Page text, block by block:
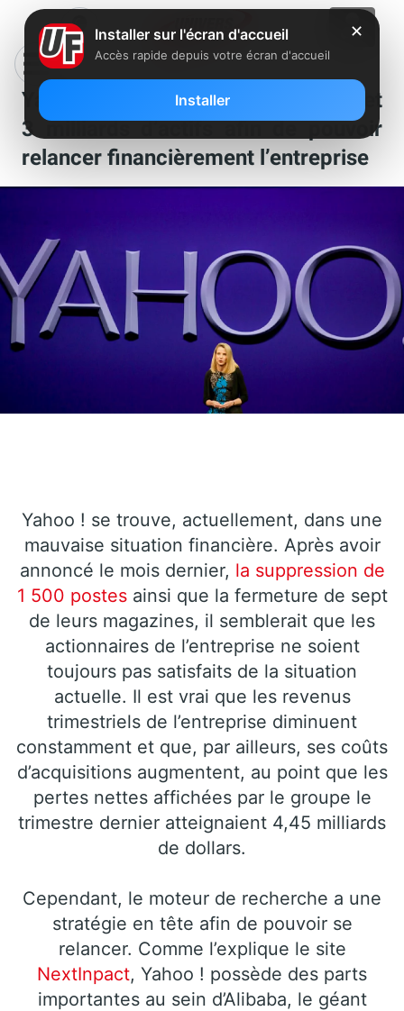
Yahoo ! cherche à vendre entre 1 et
3 milliards d’actifs afin de pouvoir
relancer financièrement l’entreprise
Yahoo ! se trouve, actuellement, dans une
mauvaise situation financière. Après avoir
annoncé le mois dernier, la suppression de
1 500 postesainsi que la fermeture de sept
de leurs magazines, il semblerait que les
actionnaires de l’entreprise ne soient
toujours pas satisfaits de la situation
actuelle. Il est vrai que les revenus
trimestriels de l’entreprise diminuent
constamment et que, par ailleurs, ses coûts
d’acquisitions augmentent, au point que les
pertes nettes affichées par le groupe le
trimestre dernier atteignaient 4,45 milliards
de dollars.
Cependant, le moteur de recherche a une
stratégie en tête afin de pouvoir se
relancer. Comme l’explique le site
NextInpact, Yahoo ! possède des parts
importantes au sein d’Alibaba, le géant
✕
Installer sur l'écran d'accueil
Accès rapide depuis votre écran d'accueil
Installer